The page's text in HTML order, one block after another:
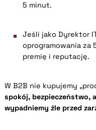
5 minut.
Jeśli jako Dyrektor
oprogramowania za
premię i reputację.
W B2B nie kupujemy
spokój, bezpieczeństwo,
wypadniemy źle przed